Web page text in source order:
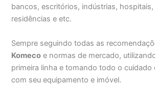
bancos, escritórios, indústrias, hospitais,
residências e etc.
Sempre seguindo todas as
Komeco e normas de mercado,
primeira linha e tomando todo o cuidado
com seu equipamento e imóvel.